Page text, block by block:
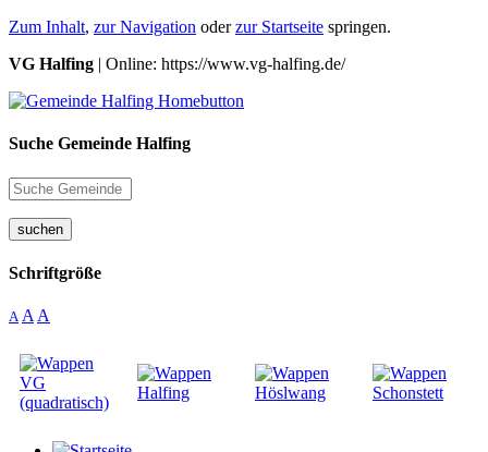
Zum Inhalt, zur Navigation oderzur Startseite springen.
VG Halfing | Online: https://www.vg-halfing.de/
Suche Gemeinde Halfing
suchen
Schriftgröße
A A A